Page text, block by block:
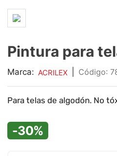
Pintura para
Marca: ACRILEX :
Para telas de algodón. No
-30%
3
5.
mouse
6.
audifonos
7.
marcadores
8.
teclado
9.
impresora
10. calculadora